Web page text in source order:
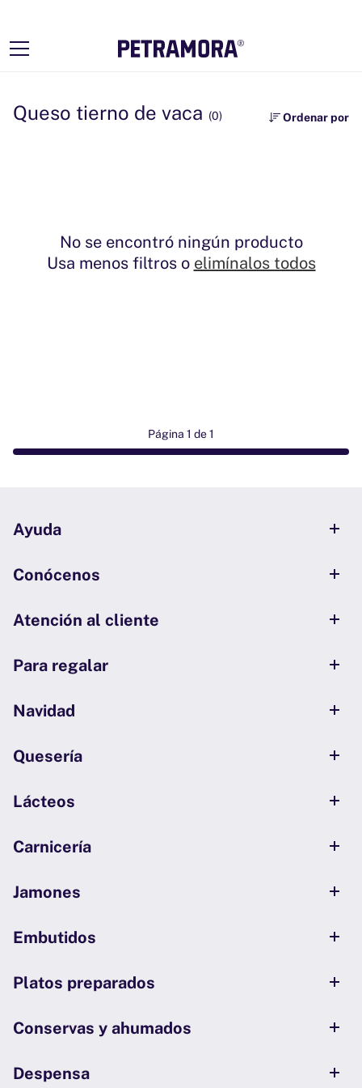
Queso tierno de vaca (0) Ordenar por
No se encontró ningún producto
Usa menos filtros o elimínalos todos
Página 1 de 1
Ayuda
Conócenos
Atención al cliente
Para regalar
Navidad
Quesería
Lácteos
Carnicería
Jamones
Embutidos
Platos preparados
Conservas y ahumados
Despensa